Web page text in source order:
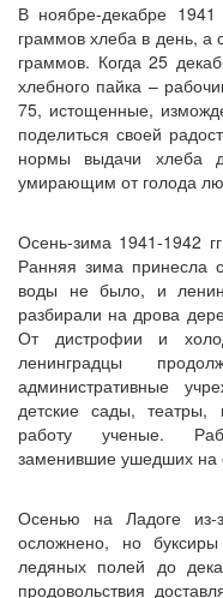
В ноябре-декабре
граммов хлеба в день, а
граммов. Когда 25
хлебного пайка –
75, истощенные,
поделиться своей
нормы выдачи хлеба
умирающим от голода
Осень-зима 1941-1942
Ранняя зима принесла
воды не было, и
разбирали на дрова
От дистрофии и
ленинградцы
административные
детские сады, театры,
работу ученые.
заменившие ушедших на
Осенью на Ладоге
осложнено, но
ледяных полей до
продовольствия